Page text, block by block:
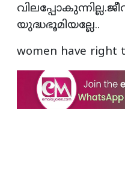
യുദ്ധഭൂമിയല്ലേ..
women have right